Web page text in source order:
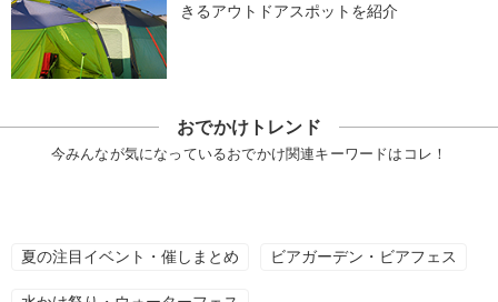
きるアウトドアスポットを紹介
おでかけトレンド
今みんなが気になっているおでかけ関連キーワードはコレ！
夏の注目イベント・催しまとめ ビアガーデン・ビアフェス